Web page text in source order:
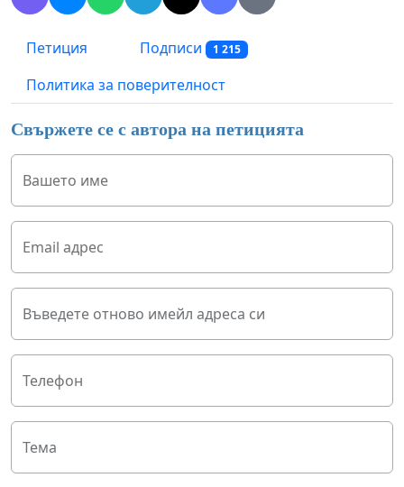
Петиция Подписи 1 215
Политика за поверителност
Свържете се с автора на петицията
Вашето име
Email адрес
Въведете отново имейл адреса си
Телефон
Тема